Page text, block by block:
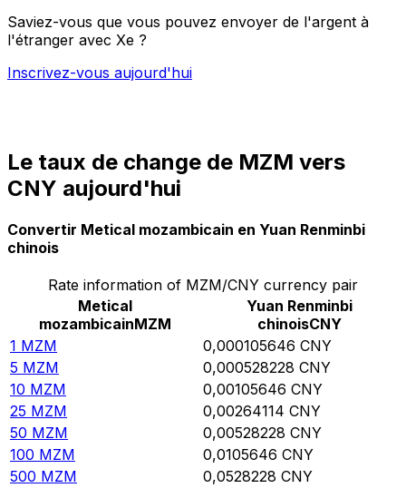
Saviez-vous que vous pouvez envoyer de l'argent à
l'étranger avec Xe ?
Inscrivez-vous aujourd'hui
Le taux de change de MZM vers
CNY aujourd'hui
Convertir Metical mozambicain en Yuan Renminbi
chinois
Rate information of MZM/CNY currency pair
Metical
mozambicainMZM
Yuan Renminbi
chinoisCNY
1 MZM 0,000105646 CNY
5 MZM 0,000528228 CNY
10 MZM 0,00105646 CNY
25 MZM 0,00264114 CNY
50 MZM 0,00528228 CNY
100 MZM 0,0105646 CNY
500 MZM 0,0528228 CNY